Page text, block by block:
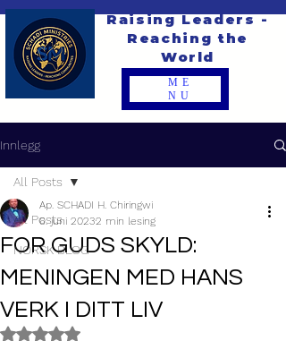
ME
NU
Raising Leaders -
Reaching the
World
Innlegg
All Posts
NORSK BLOG
All Posts
FOR GUDS SKYLD:
MENINGEN MED HANS
VERK I DITT LIV
Ap. SCHADI H. Chiringwi
6. juni 20232 min lesing
Gitt NaN av 5 stjerner.